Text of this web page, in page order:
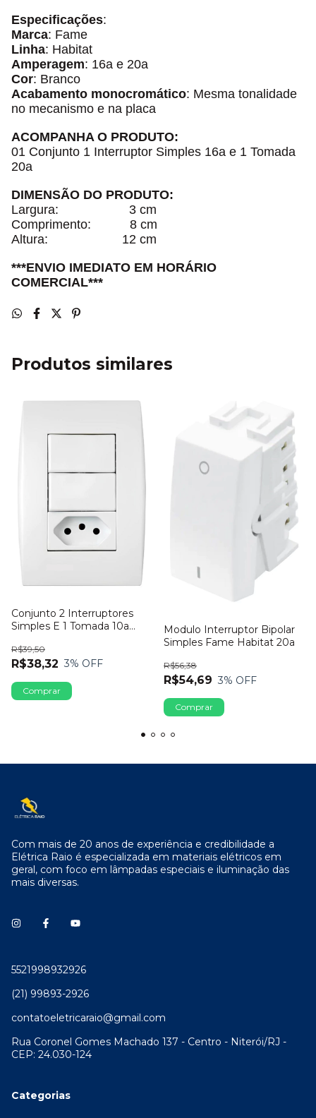
Especificações:
Marca: Fame
Linha: Habitat
Amperagem: 16a e 20a
Cor: Branco
Acabamento monocromático: Mesma tonalidade
no mecanismo e na placa
ACOMPANHA O PRODUTO:
01 Conjunto 1 Interruptor Simples 16a e 1 Tomada
20a
DIMENSÃO DO PRODUTO:
Largura: 3 cm
Comprimento: 8 cm
Altura: 12 cm
***ENVIO IMEDIATO EM HORÁRIO
COMERCIAL***
Produtos similares
Conjunto 2 Interruptores
Simples E 1 Tomada 10a
R$38,32
R$39,50
3% OFF
Modulo Interruptor Bipolar
Simples Fame Habitat 20a
R$54,69
R$56,38
3% OFF
Com mais de 20 anos de experiência e credibilidade a
Elétrica Raio é especializada em materiais elétricos em
geral, com foco em lâmpadas especiais e iluminação das
mais diversas.
5521998932926
(21) 99893-2926
contatoeletricaraio@gmail.com
Rua Coronel Gomes Machado 137 - Centro - Niterói/RJ -
CEP: 24.030-124
Categorias